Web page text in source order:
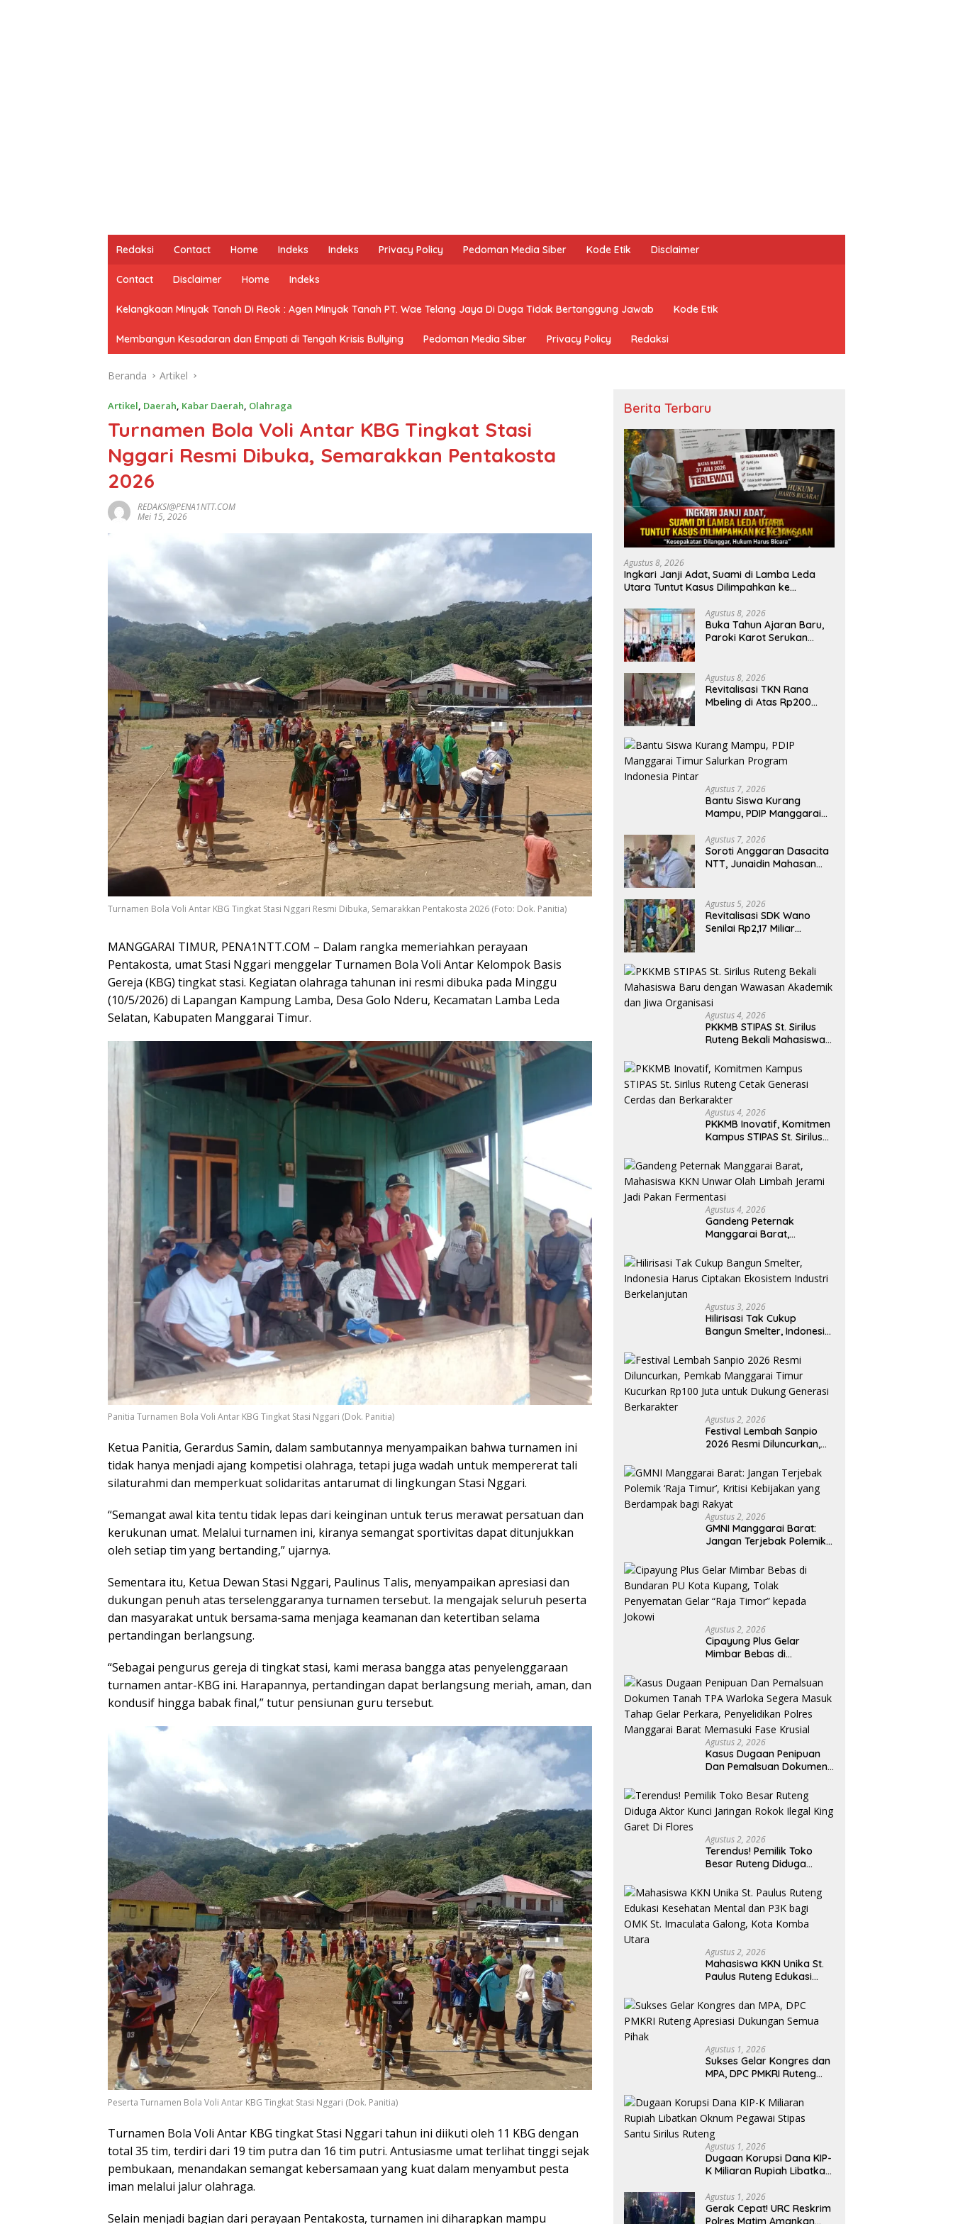
Redaksi Contact Home Indeks Indeks Privacy Policy Pedoman Media Siber Kode Etik Disclaimer
Contact Disclaimer Home Indeks
Kelangkaan Minyak Tanah Di Reok : Agen Minyak Tanah PT. Wae Telang Jaya Di Duga Tidak Bertanggung Jawab Kode Etik
Membangun Kesadaran dan Empati di Tengah Krisis Bullying Pedoman Media Siber Privacy Policy Redaksi
Beranda Artikel
Artikel, Daerah, Kabar Daerah, Olahraga
Turnamen Bola Voli Antar KBG Tingkat Stasi
Nggari Resmi Dibuka, Semarakkan Pentakosta
2026
REDAKSI@PENA1NTT.COM
Mei 15, 2026
Turnamen Bola Voli Antar KBG Tingkat Stasi Nggari Resmi Dibuka, Semarakkan Pentakosta 2026 (Foto: Dok. Panitia)
MANGGARAI TIMUR, PENA1NTT.COM – Dalam rangka memeriahkan perayaan
Pentakosta, umat Stasi Nggari menggelar Turnamen Bola Voli Antar Kelompok Basis
Gereja (KBG) tingkat stasi. Kegiatan olahraga tahunan ini resmi dibuka pada Minggu
(10/5/2026) di Lapangan Kampung Lamba, Desa Golo Nderu, Kecamatan Lamba Leda
Selatan, Kabupaten Manggarai Timur.
Panitia Turnamen Bola Voli Antar KBG Tingkat Stasi Nggari (Dok. Panitia)
Ketua Panitia, Gerardus Samin, dalam sambutannya menyampaikan bahwa turnamen ini
tidak hanya menjadi ajang kompetisi olahraga, tetapi juga wadah untuk mempererat tali
silaturahmi dan memperkuat solidaritas antarumat di lingkungan Stasi Nggari.
“Semangat awal kita tentu tidak lepas dari keinginan untuk terus merawat persatuan dan
kerukunan umat. Melalui turnamen ini, kiranya semangat sportivitas dapat ditunjukkan
oleh setiap tim yang bertanding,” ujarnya.
Sementara itu, Ketua Dewan Stasi Nggari, Paulinus Talis, menyampaikan apresiasi dan
dukungan penuh atas terselenggaranya turnamen tersebut. Ia mengajak seluruh peserta
dan masyarakat untuk bersama-sama menjaga keamanan dan ketertiban selama
pertandingan berlangsung.
“Sebagai pengurus gereja di tingkat stasi, kami merasa bangga atas penyelenggaraan
turnamen antar-KBG ini. Harapannya, pertandingan dapat berlangsung meriah, aman, dan
kondusif hingga babak final,” tutur pensiunan guru tersebut.
Peserta Turnamen Bola Voli Antar KBG Tingkat Stasi Nggari (Dok. Panitia)
Turnamen Bola Voli Antar KBG tingkat Stasi Nggari tahun ini diikuti oleh 11 KBG dengan
total 35 tim, terdiri dari 19 tim putra dan 16 tim putri. Antusiasme umat terlihat tinggi sejak
pembukaan, menandakan semangat kebersamaan yang kuat dalam menyambut pesta
iman melalui jalur olahraga.
Selain menjadi bagian dari perayaan Pentakosta, turnamen ini diharapkan mampu
Berita Terbaru
Agustus 8, 2026
Ingkari Janji Adat, Suami di Lamba Leda
Utara Tuntut Kasus Dilimpahkan ke
Agustus 8, 2026
Buka Tahun Ajaran Baru,
Paroki Karot Serukan
Pendidikan
Agustus 8, 2026
Revitalisasi TKN Rana
Mbeling di Atas Rp200
Desa
Agustus 7, 2026
Bantu Siswa Kurang
Mampu, PDIP Manggarai
Indonesia Pintar
Agustus 7, 2026
Soroti Anggaran Dasacita
NTT, Junaidin Mahasan
Dasar Peserta Didik
Agustus 5, 2026
Revitalisasi SDK Wano
Senilai Rp2,17 Miliar
Pendidikan di Manggarai
Timur
Agustus 4, 2026
PKKMB STIPAS St. Sirilus
Ruteng Bekali Mahasiswa
Akademik dan Jiwa
Organisasi
Agustus 4, 2026
PKKMB Inovatif, Komitmen
Kampus STIPAS St. Sirilus
Cerdas dan Berkarakter
Agustus 4, 2026
Gandeng Peternak
Manggarai Barat,
Olah Limbah Jerami Jadi
Pakan Fermentasi
Agustus 3, 2026
Hilirisasi Tak Cukup
Bangun Smelter, Indonesia
Industri Berkelanjutan
Agustus 2, 2026
Festival Lembah Sanpio
2026 Resmi Diluncurkan,
Kucurkan Rp100 Juta
untuk Dukung Generasi
Berkarakter
Agustus 2, 2026
GMNI Manggarai Barat:
Jangan Terjebak Polemik
Kebijakan yang
Berdampak bagi Rakyat
Agustus 2, 2026
Cipayung Plus Gelar
Mimbar Bebas di
Kupang, Tolak
Penyematan Gelar “Raja
Timor” kepada Jokowi
Agustus 2, 2026
Kasus Dugaan Penipuan
Dan Pemalsuan Dokumen
Segera Masuk Tahap
Gelar Perkara,
Penyelidikan Polres
Memasuki Fase Krusial
Agustus 2, 2026
Terendus! Pemilik Toko
Besar Ruteng Diduga
Rokok Ilegal King Garet Di
Flores
Agustus 2, 2026
Mahasiswa KKN Unika St.
Paulus Ruteng Edukasi
bagi OMK St. Imaculata
Galong, Kota Komba
Utara
Agustus 1, 2026
Sukses Gelar Kongres dan
MPA, DPC PMKRI Ruteng
Semua Pihak
Agustus 1, 2026
Dugaan Korupsi Dana KIP-
K Miliaran Rupiah Libatkan
Santu Sirilus Ruteng
Agustus 1, 2026
Gerak Cepat! URC Reskrim
Polres Matim Amankan